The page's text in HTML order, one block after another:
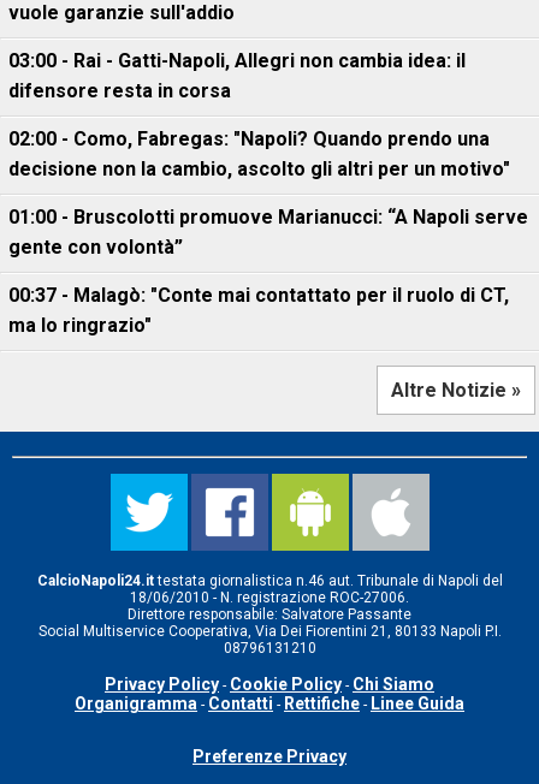
vuole garanzie sull'addio
03:00 - Rai - Gatti-Napoli, Allegri non cambia idea: il
difensore resta in corsa
02:00 - Como, Fabregas: "Napoli? Quando prendo una
decisione non la cambio, ascolto gli altri per un motivo"
01:00 - Bruscolotti promuove Marianucci: “A Napoli serve
gente con volontà”
00:37 - Malagò: "Conte mai contattato per il ruolo di CT,
ma lo ringrazio"
Altre Notizie »
CalcioNapoli24.ittestata giornalistica n.46 aut. Tribunale di Napoli del
18/06/2010 - N. registrazione ROC-27006.
Direttore responsabile: Salvatore Passante
Social Multiservice Cooperativa, Via Dei Fiorentini 21, 80133 Napoli P.I.
08796131210
Privacy Policy - Cookie Policy - Chi Siamo
Organigramma - Contatti - Rettifiche - Linee Guida
Preferenze Privacy